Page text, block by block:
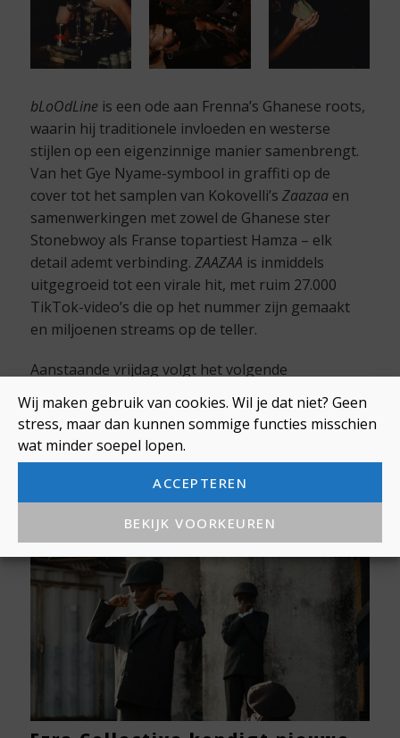
Wij maken gebruik van cookies. Wil je dat niet? Geen
stress, maar dan kunnen sommige functies misschien
wat minder soepel lopen.
ACCEPTEREN
BEKIJK VOORKEUREN
bLoOdLineis een ode aan Frenna’s Ghanese roots,
waarin hij traditionele invloeden en westerse
stijlen op een eigenzinnige manier samenbrengt.
Van het Gye Nyame-symbool in graffiti op de
cover tot het samplen van Kokovelli’s Zaazaaen
samenwerkingen met zowel de Ghanese ster
Stonebwoy als Franse topartiest Hamza – elk
detail ademt verbinding. ZAAZAA is inmiddels
uitgegroeid tot een virale hit, met ruim 27.000
TikTok-video’s die op het nummer zijn gemaakt
en miljoenen streams op de teller.
Aanstaande vrijdag volgt het volgende
Alpha op Lowlands, op de dag datbLoOdLine het
levenslicht ziet.